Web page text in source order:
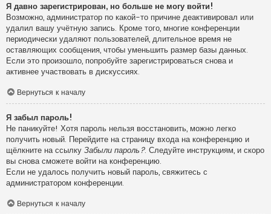
Я давно зарегистрирован, но больше не могу войти!
Возможно, администратор по какой-то причине деактивировал или
удалил вашу учётную запись. Кроме того, многие конференции
периодически удаляют пользователей, длительное время не
оставляющих сообщения, чтобы уменьшить размер базы данных.
Если это произошло, попробуйте зарегистрироваться снова и
активнее участвовать в дискуссиях.
Вернуться к началу
Я забыл пароль!
Не паникуйте! Хотя пароль нельзя восстановить, можно легко
получить новый. Перейдите на страницу входа на конференцию и
щёлкните на ссылку Забыли пароль?. Следуйте инструкциям, и скоро
вы снова сможете войти на конференцию.
Если не удалось получить новый пароль, свяжитесь с
администратором конференции.
Вернуться к началу